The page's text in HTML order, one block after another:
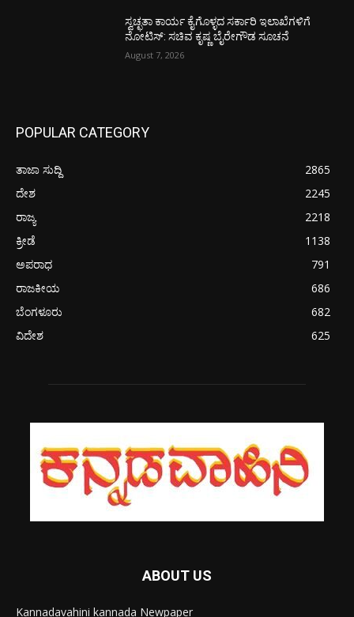
ಸ್ವಚ್ಛತಾ ಕಾರ್ಯ ಕೈಗೊಳ್ಳದ ಸರ್ಕಾರಿ ಇಲಾಖೆಗಳಿಗೆ
ನೋಟಿಸ್: ಸಚಿವ ಕೃಷ್ಣ ಬೈರೇಗೌಡ ಸೂಚನೆ
August 7, 2026
POPULAR CATEGORY
ತಾಜಾ ಸುದ್ದಿ
2865
ದೇಶ
2245
ರಾಜ್ಯ
2218
ಕ್ರೀಡೆ
1138
ಅಪರಾಧ
791
ರಾಜಕೀಯ
686
ಬೆಂಗಳೂರು
682
ವಿದೇಶ
625
ABOUT US
Kannadavahini kannada Newpaper